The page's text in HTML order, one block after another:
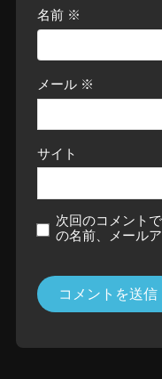
名前 ※
メール ※
サイト
次回のコメント
の名前、メール